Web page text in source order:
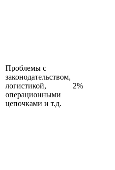
Проблемы с
законодательством,
логистикой,
операционными
цепочками и т.д.
2%